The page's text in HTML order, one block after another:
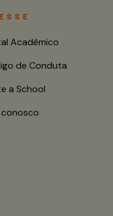
Acadêmico
de Conduta
a School
conosco